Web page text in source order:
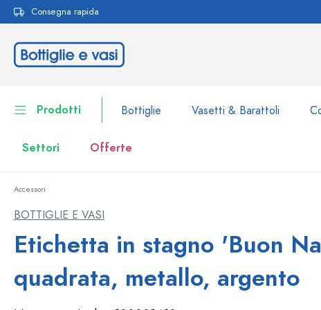
Passa alla navigazione principale
Consegna rapida
Prodotti Bottiglie Vasetti & Barattoli
Settori Offerte
Bottiglie per marca
Accessori
BOTTIGLIE E VASI
Etichetta in stagno 'Buon
quadrata, metallo, argento